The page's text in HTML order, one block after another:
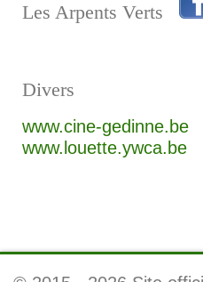
Les Arpents Verts
Divers
www.cine-gedinne.be
www.louette.ywca.be